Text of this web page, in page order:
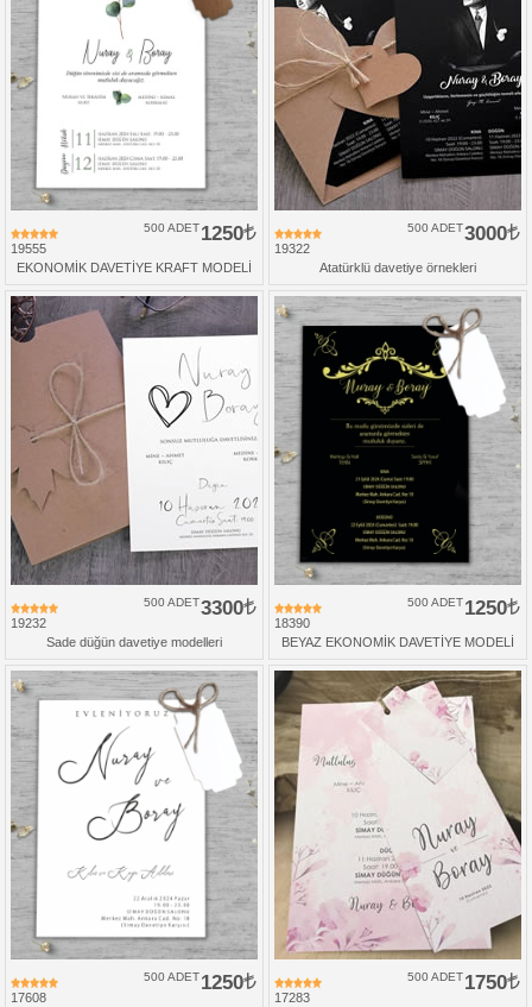
19555
1250
500 ADET
EKONOMİK DAVETİYE KRAFT MODELİ
19322
3000
500 ADET
Atatürklü davetiye örnekleri
19232
3300
500 ADET
Sade düğün davetiye modelleri
18390
1250
500 ADET
BEYAZ EKONOMİK DAVETİYE MODELİ
17608
1250
500 ADET
17283
1750
500 ADET